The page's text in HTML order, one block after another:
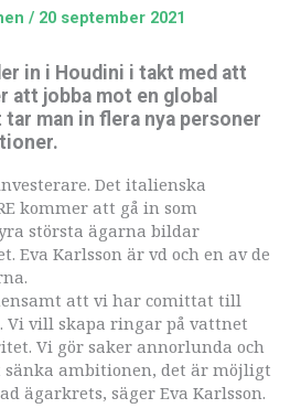
/ 20 september 2021
in i Houdini i takt med att
jobba mot en global
man in flera nya personer
Det italienska
kommer att gå in som
största ägarna bildar
Eva Karlsson är vd och en av de
att vi har comittat till
Vi vill skapa ringar på vattnet
Vi gör saker annorlunda och
ambitionen, det är möjligt
ägarkrets, säger Eva Karlsson.